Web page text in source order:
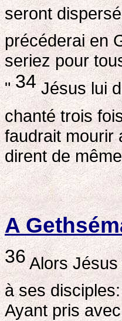
seront
précéderai en
seriez pour
"34Jésus lui
chanté trois
faudrait mourir
dirent de
A
36Alors Jésus
à ses
Ayant pris